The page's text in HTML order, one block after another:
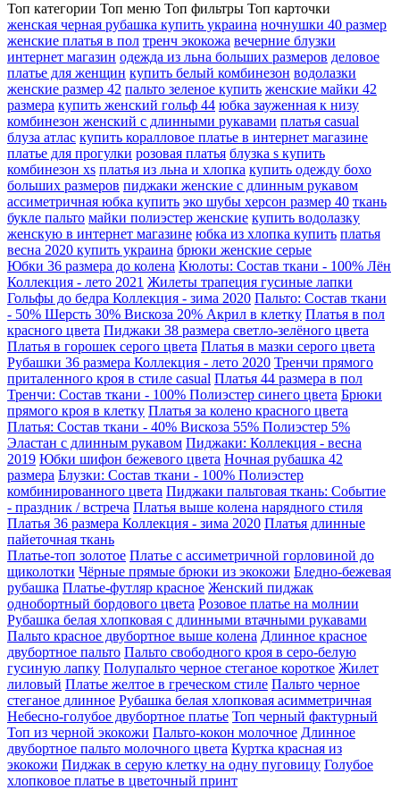
Топ категории Топ меню Топ фильтры Топ карточки
женская черная рубашка купить украина ночнушки 40 размер
женские платья в пол тренч экокожа вечерние блузки
интернет магазин одежда из льна больших размеров деловое
платье для женщин купить белый комбинезон водолазки
женские размер 42 пальто зеленое купить женские майки 42
размера купить женский гольф 44 юбка зауженная к низу
комбинезон женский с длинными рукавами платья casual
блуза атлас купить коралловое платье в интернет магазине
платье для прогулки розовая платья блузка s купить
комбинезон xs платья из льна и хлопка купить одежду бохо
больших размеров пиджаки женские с длинным рукавом
ассиметричная юбка купить эко шубы херсон размер 40 ткань
букле пальто майки полиэстер женские купить водолазку
женскую в интернет магазине юбка из хлопка купить платья
весна 2020 купить украина брюки женские серые
Юбки 36 размера до колена Кюлоты: Состав ткани - 100% Лён
Коллекция - лето 2021 Жилеты трапеция гусиные лапки
Гольфы до бедра Коллекция - зима 2020 Пальто: Состав ткани
- 50% Шерсть 30% Вискоза 20% Акрил в клетку Платья в пол
красного цвета Пиджаки 38 размера светло-зелёного цвета
Платья в горошек серого цвета Платья в мазки серого цвета
Рубашки 36 размера Коллекция - лето 2020 Тренчи прямого
приталенного кроя в стиле casual Платья 44 размера в пол
Тренчи: Состав ткани - 100% Полиэстер синего цвета Брюки
прямого кроя в клетку Платья за колено красного цвета
Платья: Состав ткани - 40% Вискоза 55% Полиэстер 5%
Эластан с длинным рукавом Пиджаки: Коллекция - весна
2019 Юбки шифон бежевого цвета Ночная рубашка 42
размера Блузки: Состав ткани - 100% Полиэстер
комбинированного цвета Пиджаки пальтовая ткань: Событие
- праздник / встреча Платья выше колена нарядного стиля
Платья 36 размера Коллекция - зима 2020 Платья длинные
пайеточная ткань
Платье-топ золотое Платье с ассиметричной горловиной до
щиколотки Чёрные прямые брюки из экокожи Бледно-бежевая
рубашка Платье-футляр красное Женский пиджак
однобортный бордового цвета Розовое платье на молнии
Рубашка белая хлопковая с длинными втачными рукавами
Пальто красное двубортное выше колена Длинное красное
двубортное пальто Пальто свободного кроя в серо-белую
гусиную лапку Полупальто черное стеганое короткое Жилет
лиловый Платье желтое в греческом стиле Пальто черное
стеганое длинное Рубашка белая хлопковая асимметричная
Небесно-голубое двубортное платье Топ черный фактурный
Топ из черной экокожи Пальто-кокон молочное Длинное
двубортное пальто молочного цвета Куртка красная из
экокожи Пиджак в серую клетку на одну пуговицу Голубое
хлопковое платье в цветочный принт